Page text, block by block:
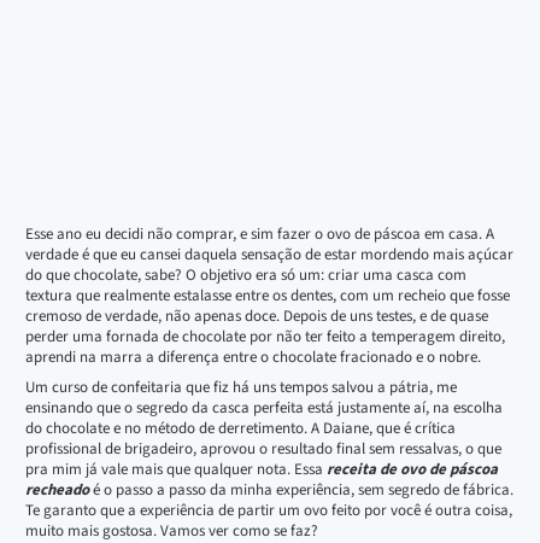
Esse ano eu decidi não comprar, e sim fazer o ovo de páscoa em casa. A
verdade é que eu cansei daquela sensação de estar mordendo mais açúcar
do que chocolate, sabe? O objetivo era só um: criar uma casca com
textura que realmente estalasse entre os dentes, com um recheio que fosse
cremoso de verdade, não apenas doce. Depois de uns testes, e de quase
perder uma fornada de chocolate por não ter feito a temperagem direito,
aprendi na marra a diferença entre o chocolate fracionado e o nobre.
Um curso de confeitaria que fiz há uns tempos salvou a pátria, me
ensinando que o segredo da casca perfeita está justamente aí, na escolha
do chocolate e no método de derretimento. A Daiane, que é crítica
profissional de brigadeiro, aprovou o resultado final sem ressalvas, o que
pra mim já vale mais que qualquer nota. Essa receita de ovo de páscoa
recheadoé o passo a passo da minha experiência, sem segredo de fábrica.
Te garanto que a experiência de partir um ovo feito por você é outra coisa,
muito mais gostosa. Vamos ver como se faz?